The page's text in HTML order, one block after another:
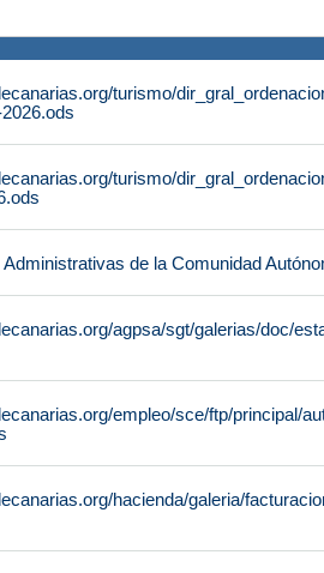
turismo/
turismo/
de la Comunidad
agpsa/sgt/galerias/doc/
empleo/sce/ftp/principal/
hacienda/galeria/